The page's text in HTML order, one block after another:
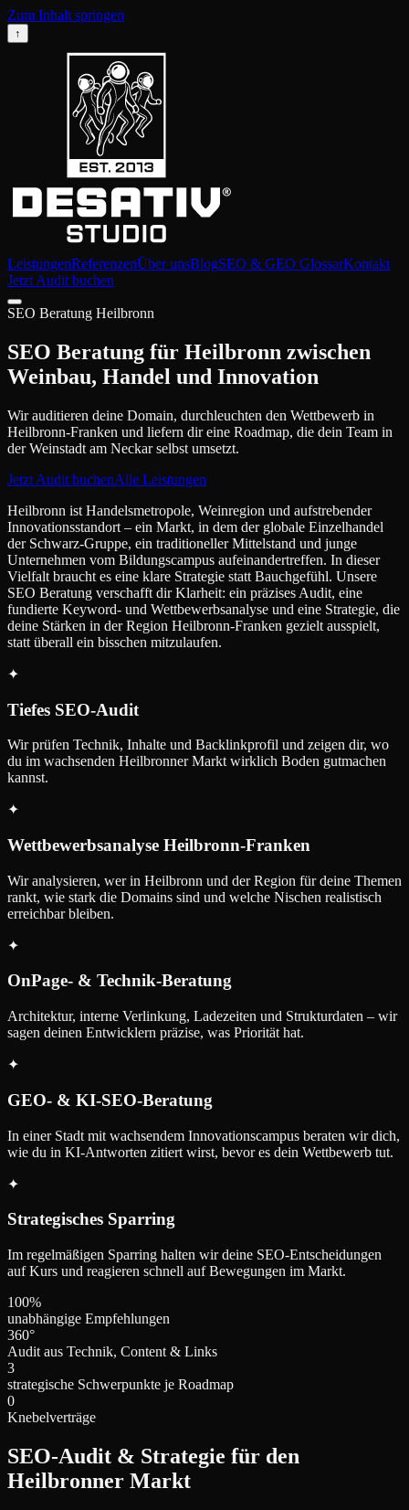
Zum Inhalt springen
↑
LeistungenReferenzenÜber unsBlogSEO & GEO GlossarKontakt
Jetzt Audit buchen
SEO Beratung Heilbronn
SEO Beratung für Heilbronn zwischen
Weinbau, Handel und Innovation
Wir auditieren deine Domain, durchleuchten den Wettbewerb in
Heilbronn-Franken und liefern dir eine Roadmap, die dein Team in
der Weinstadt am Neckar selbst umsetzt.
Jetzt Audit buchenAlle Leistungen
Heilbronn ist Handelsmetropole, Weinregion und aufstrebender
Innovationsstandort – ein Markt, in dem der globale Einzelhandel
der Schwarz-Gruppe, ein traditioneller Mittelstand und junge
Unternehmen vom Bildungscampus aufeinandertreffen. In dieser
Vielfalt braucht es eine klare Strategie statt Bauchgefühl. Unsere
SEO Beratung verschafft dir Klarheit: ein präzises Audit, eine
fundierte Keyword- und Wettbewerbsanalyse und eine Strategie, die
deine Stärken in der Region Heilbronn-Franken gezielt ausspielt,
statt überall ein bisschen mitzulaufen.
✦
Tiefes SEO-Audit
Wir prüfen Technik, Inhalte und Backlinkprofil und zeigen dir, wo
du im wachsenden Heilbronner Markt wirklich Boden gutmachen
kannst.
✦
Wettbewerbsanalyse Heilbronn-Franken
Wir analysieren, wer in Heilbronn und der Region für deine Themen
rankt, wie stark die Domains sind und welche Nischen realistisch
erreichbar bleiben.
✦
OnPage- & Technik-Beratung
Architektur, interne Verlinkung, Ladezeiten und Strukturdaten – wir
sagen deinen Entwicklern präzise, was Priorität hat.
✦
GEO- & KI-SEO-Beratung
In einer Stadt mit wachsendem Innovationscampus beraten wir dich,
wie du in KI-Antworten zitiert wirst, bevor es dein Wettbewerb tut.
✦
Strategisches Sparring
Im regelmäßigen Sparring halten wir deine SEO-Entscheidungen
auf Kurs und reagieren schnell auf Bewegungen im Markt.
100%
unabhängige Empfehlungen
360°
Audit aus Technik, Content & Links
3
strategische Schwerpunkte je Roadmap
0
Knebelverträge
SEO-Audit & Strategie für den
Heilbronner Markt